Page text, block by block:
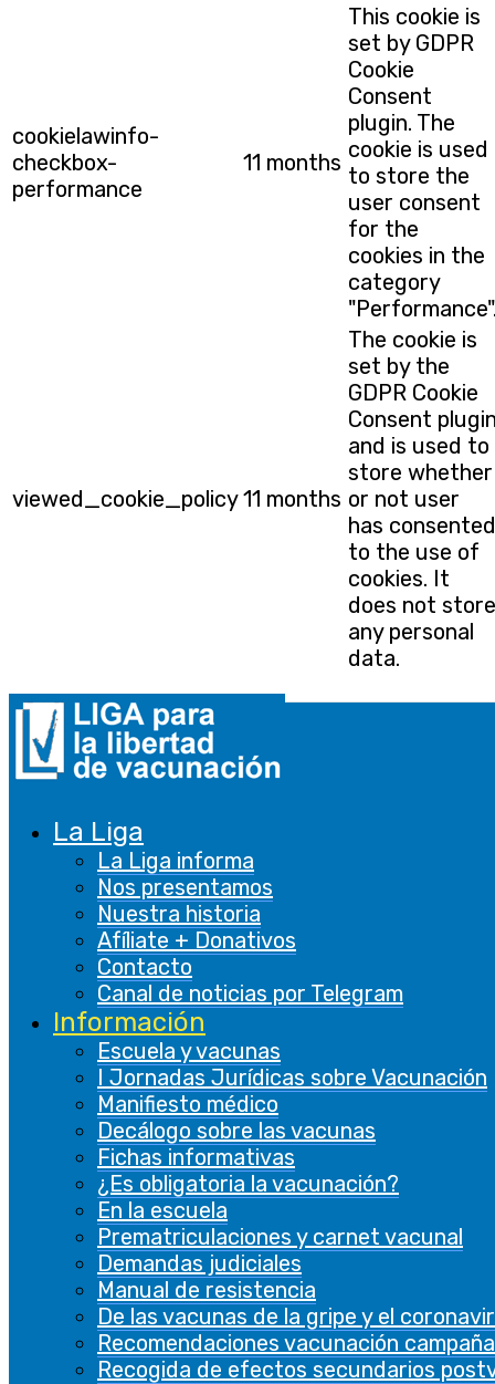
La Liga
La Liga informa
Nos presentamos
Nuestra historia
Afíliate + Donativos
Contacto
Canal de noticias por Telegram
Información
Escuela y vacunas
I Jornadas Jurídicas sobre Vacunación
Manifiesto médico
Decálogo sobre las vacunas
Fichas informativas
¿Es obligatoria la vacunación?
En la escuela
Prematriculaciones y carnet vacunal
Demandas judiciales
Manual de resistencia
De las vacunas de la gripe y el
Recomendaciones vacunación
Recogida de efectos secundarios
cookielawinfo-
checkbox-
performance
11 months
This cookie is
set by GDPR
Cookie
Consent
plugin. The
cookie is used
to store the
user consent
for the
cookies in the
category
viewed_cookie_policy11 months
The cookie is
set by the
GDPR Cookie
Consent
and is used to
store whether
or not user
has consented
to the use of
cookies. It
does not store
any personal
data.
Funcional
Funcional
Las cookies funcionales ayudan a realizar
contenido del sitio web en plataformas de
redes sociales, recopilar comentarios y otras
características de terceros.
De rendimiento
De rendimiento
Las cookies de rendimiento se utilizan para
comprender y analizar los índices de
rendimiento clave del sitio web, lo que ayuda a
brindar una mejor experiencia de usuario a los
visitantes.
Analíticas
Analíticas
Las cookies analíticas se utilizan para
comprender cómo los visitantes interactúan
con el sitio web. Estas cookies ayudan a
proporcionar información sobre métricas, el
número de visitantes, la tasa de rebote, la
fuente de tráfico, etc.